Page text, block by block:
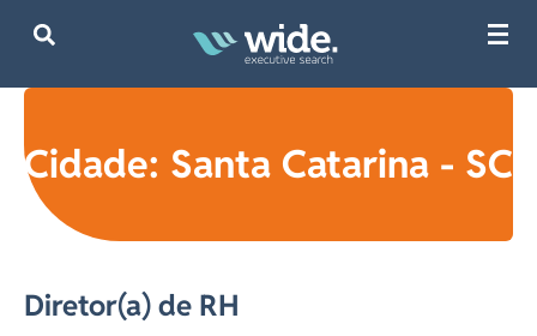
Cidade: Santa Catarina - SC
Diretor(a) de RH